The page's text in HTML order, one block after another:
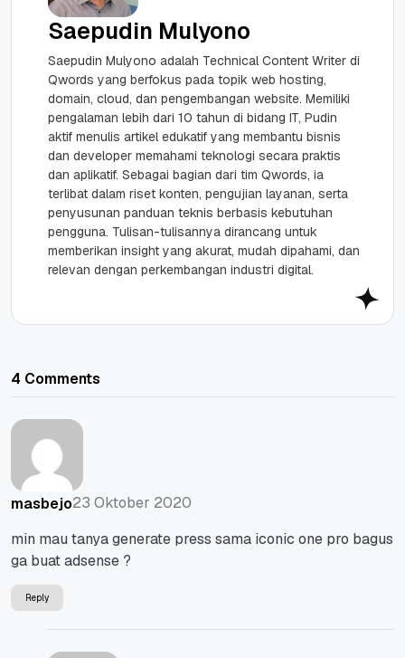
Saepudin Mulyono
Saepudin Mulyono adalah Technical Content Writer di
Qwords yang berfokus pada topik web hosting,
domain, cloud, dan pengembangan website. Memiliki
pengalaman lebih dari 10 tahun di bidang IT, Pudin
aktif menulis artikel edukatif yang membantu bisnis
dan developer memahami teknologi secara praktis
dan aplikatif. Sebagai bagian dari tim Qwords, ia
terlibat dalam riset konten, pengujian layanan, serta
penyusunan panduan teknis berbasis kebutuhan
pengguna. Tulisan-tulisannya dirancang untuk
memberikan insight yang akurat, mudah dipahami, dan
relevan dengan perkembangan industri digital.
4 Comments
masbejo23 Oktober 2020
min mau tanya generate press sama iconic one pro bagus
ga buat adsense ?
Reply